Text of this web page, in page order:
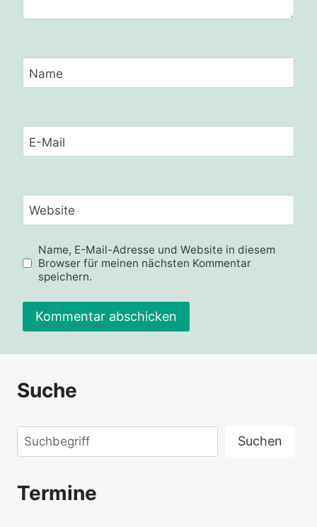
Name
E-Mail
Website
Name, E-Mail-Adresse und Website in diesem
Browser für meinen nächsten Kommentar
speichern.
Alternative:
Suche
Suchen Suchen
Termine